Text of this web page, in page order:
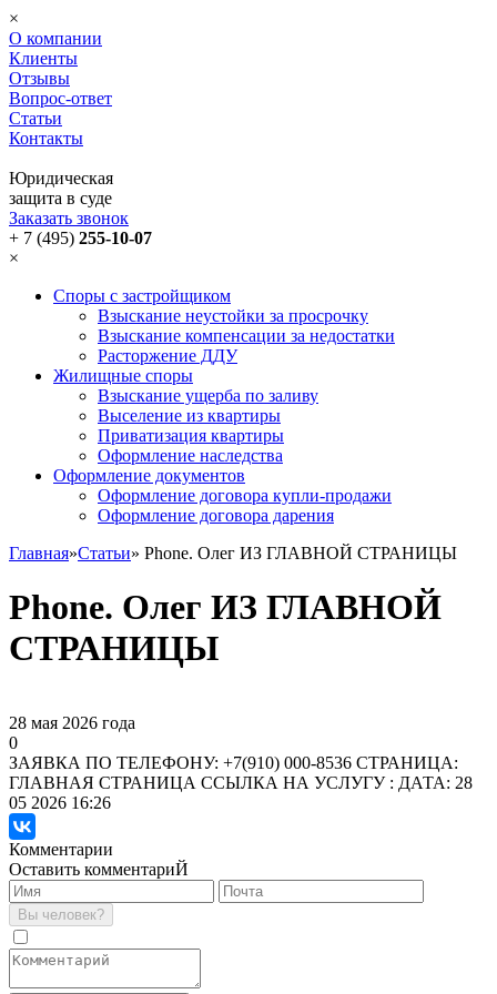
×
О компании
Клиенты
Отзывы
Вопрос-ответ
Статьи
Контакты
Юридическая
защита в суде
Заказать звонок
+ 7 (495) 255-10-07
×
Споры с застройщиком
Взыскание неустойки за просрочку
Взыскание компенсации за недостатки
Расторжение ДДУ
Жилищные споры
Взыскание ущерба по заливу
Выселение из квартиры
Приватизация квартиры
Оформление наследства
Оформление документов
Оформление договора купли-продажи
Оформление договора дарения
Главная»Статьи» Phone. Олег ИЗ ГЛАВНОЙ СТРАНИЦЫ
Phone. Олег ИЗ ГЛАВНОЙ
СТРАНИЦЫ
28 мая 2026 года
0
ЗАЯВКА ПО ТЕЛЕФОНУ: +7(910) 000-8536 СТРАНИЦА:
ГЛАВНАЯ СТРАНИЦА ССЫЛКА НА УСЛУГУ : ДАТА: 28
05 2026 16:26
Комментарии
Оставить комментариЙ